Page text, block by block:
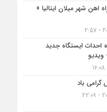
اهن شهر میلان ایتالیا +
احداث ایستگاه جدید
باد